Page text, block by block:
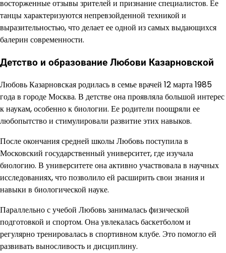
восторженные отзывы зрителей и признание специалистов. Ее
танцы характеризуются непревзойденной техникой и
выразительностью, что делает ее одной из самых выдающихся
балерин современности.
Детство и образование Любови Казарновской
Любовь Казарновская родилась в семье врачей 12 марта 1985
года в городе Москва. В детстве она проявляла большой интерес
к наукам, особенно к биологии. Ее родители поощряли ее
любопытство и стимулировали развитие этих навыков.
После окончания средней школы Любовь поступила в
Московский государственный университет, где изучала
биологию. В университете она активно участвовала в научных
исследованиях, что позволило ей расширить свои знания и
навыки в биологической науке.
Параллельно с учебой Любовь занималась физической
подготовкой и спортом. Она увлекалась баскетболом и
регулярно тренировалась в спортивном клубе. Это помогло ей
развивать выносливость и дисциплину.